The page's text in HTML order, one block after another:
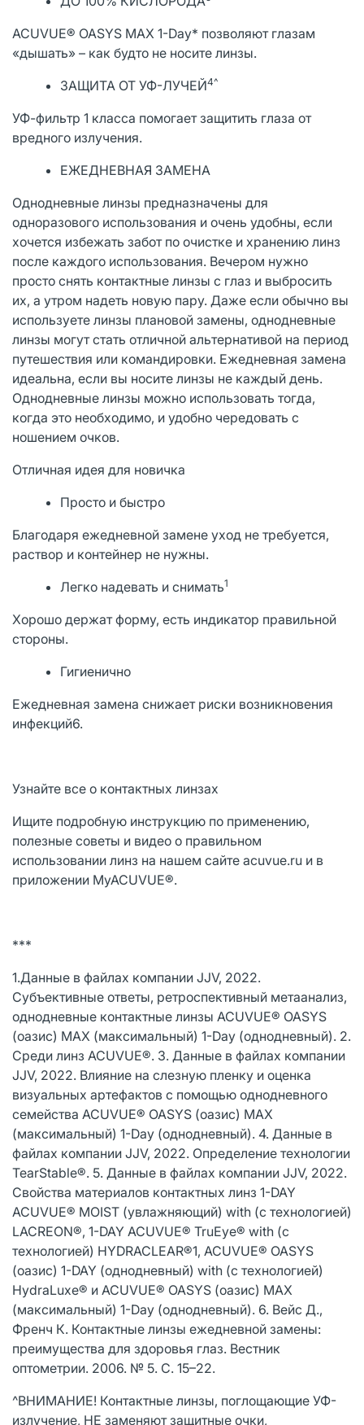
ACUVUE® OASYS MAX 1-Day* позволяют глазам
«дышать» – как будто не носите линзы.
ЗАЩИТА ОТ УФ-ЛУЧЕЙ4^
УФ-фильтр 1 класса помогает защитить глаза от
вредного излучения.
ЕЖЕДНЕВНАЯ ЗАМЕНА
Однодневные линзы предназначены для
одноразового использования и очень удобны, если
хочется избежать забот по очистке и хранению линз
после каждого использования. Вечером нужно
просто снять контактные линзы с глаз и выбросить
их, а утром надеть новую пару. Даже если обычно вы
используете линзы плановой замены, однодневные
линзы могут стать отличной альтернативой на период
путешествия или командировки. Ежедневная замена
идеальна, если вы носите линзы не каждый день.
Однодневные линзы можно использовать тогда,
когда это необходимо, и удобно чередовать с
ношением очков.
Отличная идея для новичка
Просто и быстро
Благодаря ежедневной замене уход не требуется,
раствор и контейнер не нужны.
Легко надевать и снимать1
Хорошо держат форму, есть индикатор правильной
стороны.
Гигиенично
Ежедневная замена снижает риски возникновения
инфекций6.
Узнайте все о контактных линзах
Ищите подробную инструкцию по применению,
полезные советы и видео о правильном
использовании линз на нашем сайте acuvue.ru и в
приложении MyACUVUE®.
***
1.Данные в файлах компании JJV, 2022.
Субъективные ответы, ретроспективный метаанализ,
однодневные контактные линзы ACUVUE® OASYS
(оазис) MAX (максимальный) 1-Day (однодневный). 2.
Среди линз ACUVUE®. 3. Данные в файлах компании
JJV, 2022. Влияние на слезную пленку и оценка
визуальных артефактов с помощью однодневного
семейства ACUVUE® OASYS (оазис) MAX
(максимальный) 1-Day (однодневный). 4. Данные в
файлах компании JJV, 2022. Определение технологии
TearStable®. 5. Данные в файлах компании JJV, 2022.
Свойства материалов контактных линз 1-DAY
ACUVUE® MOIST (увлажняющий) with (с технологией)
LACREON®, 1-DAY ACUVUE® TruEye® with (с
технологией) HYDRACLEAR®1, ACUVUE® OASYS
(оазис) 1-DAY (однодневный) with (с технологией)
HydraLuxe® и ACUVUE® OASYS (оазис) MAX
(максимальный) 1-Day (однодневный). 6. Вейс Д.,
Френч К. Контактные линзы ежедневной замены:
преимущества для здоровья глаз. Вестник
оптометрии. 2006. № 5. С. 15–22.
^ВНИМАНИЕ! Контактные линзы, поглощающие УФ-
излучение, НЕ заменяют защитные очки,